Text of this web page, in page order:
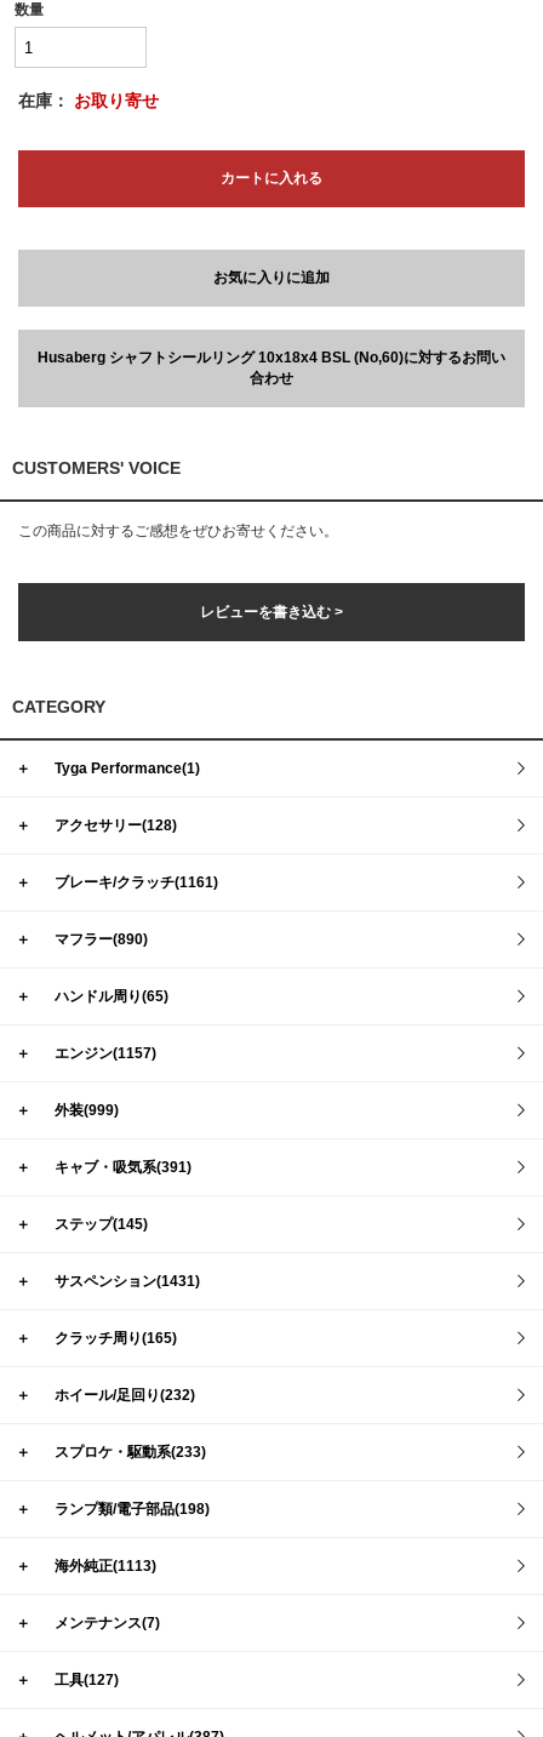
数量
在庫： お取り寄せ
カートに入れる
お気に入りに追加
Husaberg シャフトシールリング 10x18x4 BSL (No,60)に対するお問い
合わせ
CUSTOMERS' VOICE
この商品に対するご感想をぜひお寄せください。
レビューを書き込む >
CATEGORY
＋ Tyga Performance(1)
＋ アクセサリー(128)
＋ ブレーキ/クラッチ(1161)
＋ マフラー(890)
＋ ハンドル周り(65)
＋ エンジン(1157)
＋ 外装(999)
＋ キャブ・吸気系(391)
＋ ステップ(145)
＋ サスペンション(1431)
＋ クラッチ周り(165)
＋ ホイール/足回り(232)
＋ スプロケ・駆動系(233)
＋ ランプ類/電子部品(198)
＋ 海外純正(1113)
＋ メンテナンス(7)
＋ 工具(127)